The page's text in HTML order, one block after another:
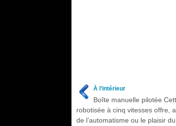
À l’intérieur
Boîte manuelle pilotée
robotisée à cinq vitesses offre,
de l’automatisme ou le plaisir